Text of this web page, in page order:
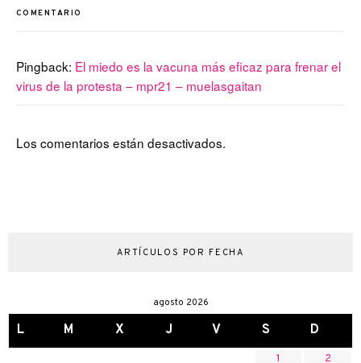
COMENTARIO
Pingback: El miedo es la vacuna más eficaz para frenar el
virus de la protesta – mpr21 – muelasgaitan
Los comentarios están desactivados.
ARTÍCULOS POR FECHA
agosto 2026
L M X J V S D
1
2